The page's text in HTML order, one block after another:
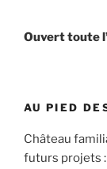
Ouvert toute
AU PIED
Château
futurs projets :